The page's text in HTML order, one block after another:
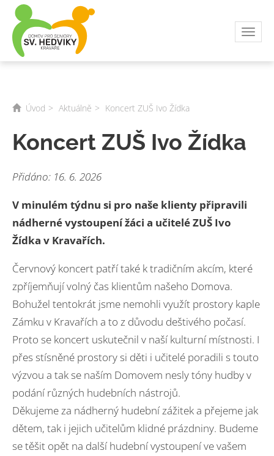
Úvod Aktuálně Koncert ZUŠ Ivo Žídka
Koncert ZUŠ Ivo Žídka
Přidáno: 16. 6. 2026
V minulém týdnu si pro naše klienty připravili
nádherné vystoupení žáci a učitelé ZUŠ Ivo
Žídka v Kravařích.
Červnový koncert patří také k tradičním akcím, které
zpříjemňují volný čas klientům našeho Domova.
Bohužel tentokrát jsme nemohli využít prostory kaple
Zámku v Kravařích a to z důvodu deštivého počasí.
Proto se koncert uskutečnil v naší kulturní místnosti. I
přes stísněné prostory si děti i učitelé poradili s touto
výzvou a tak se naším Domovem nesly tóny hudby v
podání různých hudebních nástrojů.
Děkujeme za nádherný hudební zážitek a přejeme jak
dětem, tak i jejich učitelům klidné prázdniny. Budeme
se těšit opět na další hudební vystoupení ve vašem